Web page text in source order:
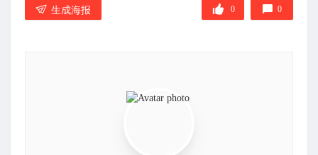
生成海报 0 0